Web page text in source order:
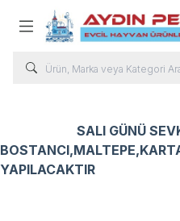
SALI GÜNÜ
YAPILACAKTIR